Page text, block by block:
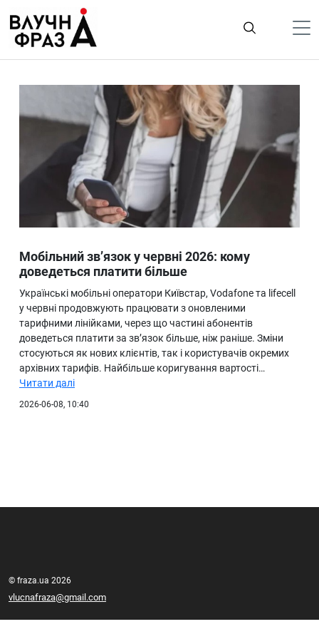
содержимому
Лайфстайл
ТехноНаука
Людина
Ukraine
Про нас
Мобільний зв’язок у червні 2026: кому
доведеться платити більше
Українські мобільні оператори Київстар, Vodafone та lifecell
у червні продовжують працювати з оновленими
тарифними лінійками, через що частині абонентів
доведеться платити за зв’язок більше, ніж раніше. Зміни
стосуються як нових клієнтів, так і користувачів окремих
архівних тарифів. Найбільше коригування вартості…
Читати далі
2026-06-08, 10:40
© fraza.ua 2026
vlucnafraza@gmail.com